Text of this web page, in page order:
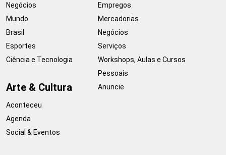
Negócios
Mundo
Brasil
Esportes
Ciência e Tecnologia
Arte & Cultura
Aconteceu
Agenda
Social & Eventos
Empregos
Mercadorias
Negócios
Serviços
Workshops, Aulas e Cursos
Pessoais
Anuncie